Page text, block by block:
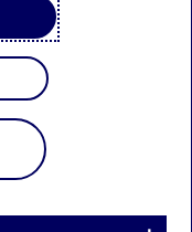
bil, MC eller
enkelt å søke og